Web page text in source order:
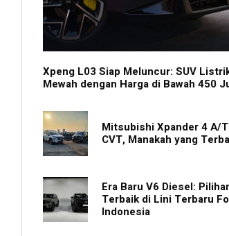
Xpeng L03 Siap Meluncur: SUV
Mewah dengan Harga di Bawah 450
Mitsubishi Xpander 4 A/
CVT, Manakah yang
Era Baru V6 Diesel:
Terbaik di Lini Terbaru
Indonesia